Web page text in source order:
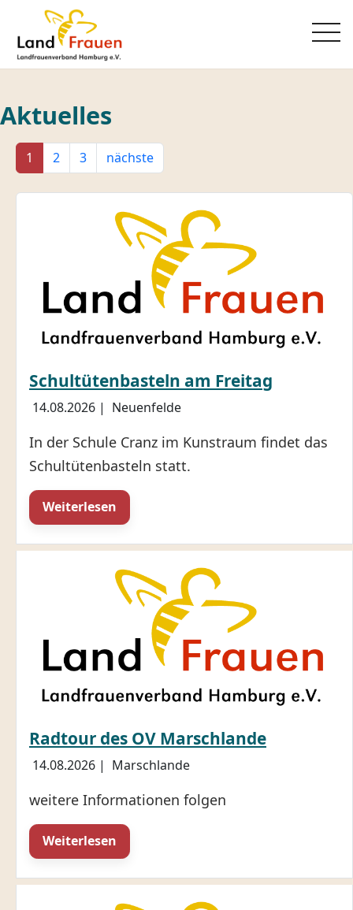
Aktuelles
1 2 3 nächste
Schultütenbasteln am Freitag
14.08.2026 | Neuenfelde
In der Schule Cranz im Kunstraum findet das
Schultütenbasteln statt.
Weiterlesen
Radtour des OV Marschlande
14.08.2026 | Marschlande
weitere Informationen folgen
Weiterlesen